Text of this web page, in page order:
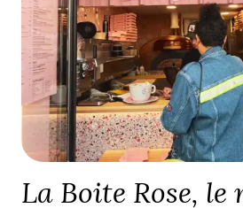
La Boite Rose, le